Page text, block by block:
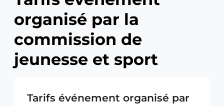
la
commission
de
principal
organisé par la
commission de
jeunesse et sport
Tarifs événement organisé par